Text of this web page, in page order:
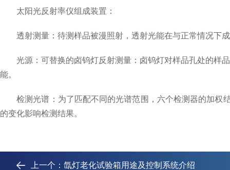
太阳光反射率仪组成装置：
透射测量：待测样品被漫照射，透射光能在与正常情况下成
光源：可替换的卤钨灯反射测量：卤钨灯对样品孔处的样品
能。
检测光谱：为了匹配不同的光谱范围，六个检测器的加权结
的变化影响检测结果。
上一个： 氙灯老化试验箱用途及控制系统介绍